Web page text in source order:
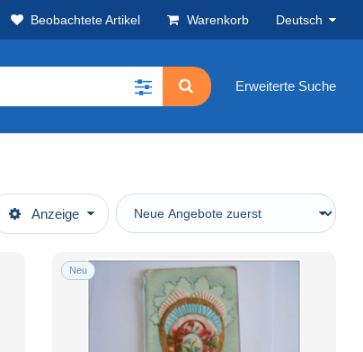
Beobachtete Artikel Warenkorb Deutsch
Erweiterte Suche
Anzeige
Neu